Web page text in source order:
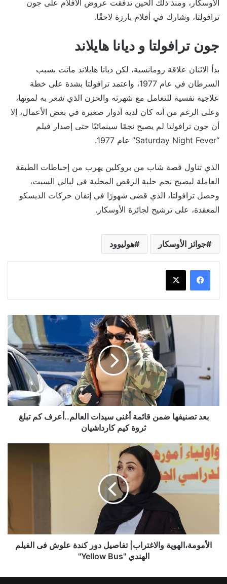
الأوسكار، ومنذ ذلك الحين تدفقت عروض الأفلام على جون
ترافولتا، وشارك في أفلام بارزة لاحقًا.
جون ترافولتا و ديانا هايلاند
بدأ الاثنان علاقة رومانسية، لكن ديانا هايلاند ماتت بسبب
السرطان في عام 1977، واعتمد ترافولتا بشدة على خطة
علاجية نفسية للتعامل مع شهرته والحزن الذي شعر به لموتها،
وعلى الرغم من أنه كان لديه أدوار صغيرة في بعض الأعمال، إلا
أن جون ترافولتا لم يصبح نجمًا سينمائيًا حتى إصدار فيلم
“Saturday Night Fever” عام 1977.
الذي تناول قصة شاب من بروكلين يهرب من إحباطات الطبقة
العاملة ليصبح نجم حلبة الرقص المحلية في ليالي السبت،
وحصل ترافولتا، الذي قضى شهورًا في إتقان حركات الديسكو
المعقدة، على ترشيح لجائزة الأوسكار.
جوائز الأوسكار هوليوود
سيدات
العالم..أعرف
تبلغ
ثروةبعد تصنيفها ضمن قائمة أغنى سيدات العالم..أعرف كم تبلغ
ثروة كيم كارداشيان
الأمومة،الهوية
والاغتراب|
تفاصيل
دور
فى
الهندي
"Yellow
الأمومة،الهوية والاغتراب| تفاصيل دور كندة علوش فى الفيلم
الهندي "Yellow Bus"